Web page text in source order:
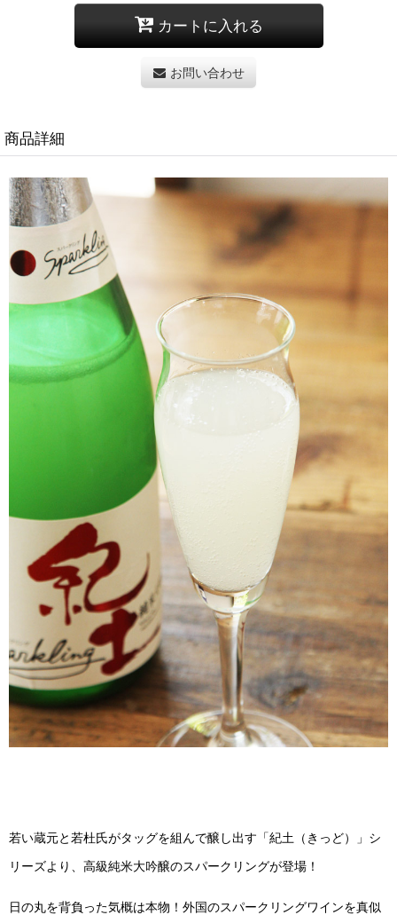
カートに入れる
お問い合わせ
商品詳細
若い蔵元と若杜氏がタッグを組んで醸し出す「紀土（きっど）」シ
リーズより、高級純米大吟醸のスパークリングが登場！
日の丸を背負った気概は本物！外国のスパークリングワインを真似